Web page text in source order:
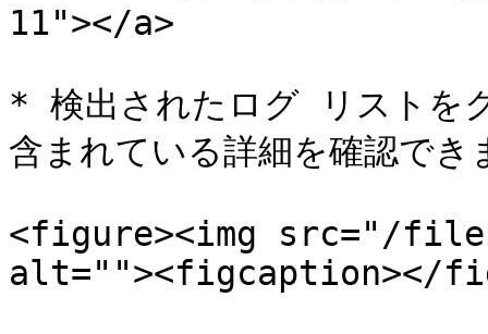
11"></a>
* 検出されたログ リストを
含まれている詳細を確認でき
<figure><img src="/files/
alt=""><figcaption></